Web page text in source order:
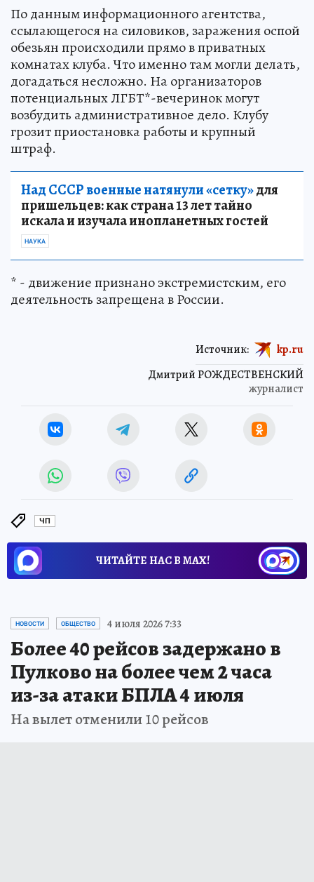
По данным информационного агентства,
ссылающегося на силовиков, заражения оспой
обезьян происходили прямо в приватных
комнатах клуба. Что именно там могли делать,
догадаться несложно. На организаторов
потенциальных ЛГБТ*-вечеринок могут
возбудить административное дело. Клубу
грозит приостановка работы и крупный
штраф.
Над СССР военные натянули «сетку»для
пришельцев: как страна 13 лет тайно
искала и изучала инопланетных гостей
НАУКА
* - движение признано экстремистским, его
деятельность запрещена в России.
Дмитрий РОЖДЕСТВЕНСКИЙ
журналист
Источник: kp.ru
ЧП
ЧИТАЙТЕ НАС В МАХ!
НОВОСТИ ОБЩЕСТВО 4 июля 2026 7:33
Более 40 рейсов задержано в
Пулково на более чем 2 часа
из-за атаки БПЛА 4 июля
На вылет отменили 10 рейсов